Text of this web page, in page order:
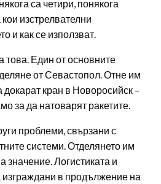
са четири, понякога
изстрелвателни
и как се използват.
това. Един от основните
от Севастопол. Отне им
докарат кран в Новоросийск –
за да натоварят ракетите.
проблеми, свързани с
системи. Отделянето им
значение. Логистиката и
изграждани в продължение на